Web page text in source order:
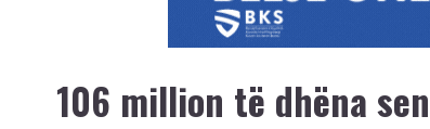
106 million të dhëna